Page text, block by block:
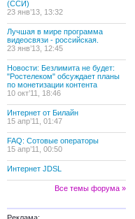
(ССИ)
23 янв’13, 13:32
Лучшая в мире программа
видеосвязи - российская.
23 янв’13, 12:45
Новости: Безлимита не будет:
"Ростелеком" обсуждает планы
по монетизации контента
10 окт’11, 18:46
Интернет от Билайн
15 апр’11, 01:47
FAQ: Сотовые операторы
15 апр’11, 00:50
Интернет JDSL
Все темы форума »